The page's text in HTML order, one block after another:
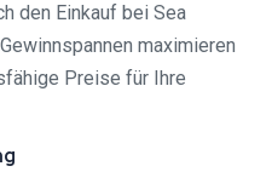
den Einkauf bei Sea
maximieren
Preise für Ihre